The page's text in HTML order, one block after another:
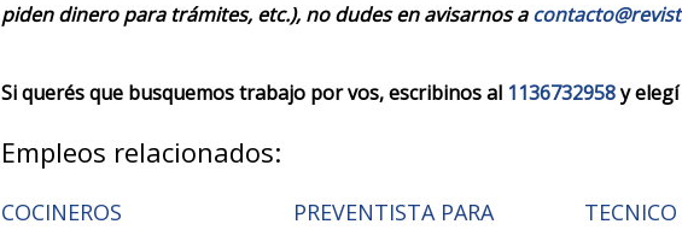
piden dinero para trámites, etc.), no dudes en avisarnos a
Si querés que busquemos trabajo por vos, escribinos al 1136732958y elegí
Empleos relacionados:
COCINEROS
PREVENTISTA PARA